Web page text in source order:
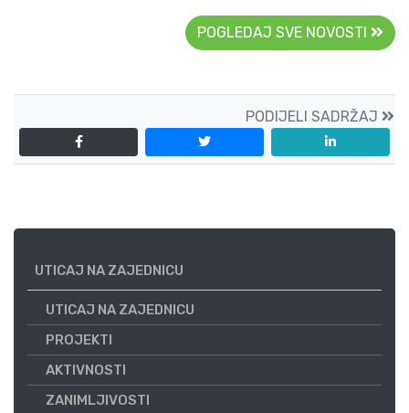
POGLEDAJ SVE NOVOSTI
PODIJELI SADRŽAJ
UTICAJ NA ZAJEDNICU
UTICAJ NA ZAJEDNICU
PROJEKTI
AKTIVNOSTI
ZANIMLJIVOSTI